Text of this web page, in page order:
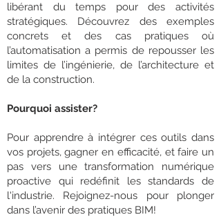
libérant du temps pour des activités
stratégiques. Découvrez des exemples
concrets et des cas pratiques où
l’automatisation a permis de repousser les
limites de l’ingénierie, de l’architecture et
de la construction.
Pourquoi assister?
Pour apprendre à intégrer ces outils dans
vos projets, gagner en efficacité, et faire un
pas vers une transformation numérique
proactive qui redéfinit les standards de
l'industrie. Rejoignez-nous pour plonger
dans l’avenir des pratiques BIM!